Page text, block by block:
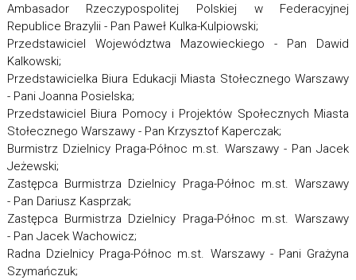
Ambasador Rzeczypospolitej Polskiej w Federacyjnej
Republice Brazylii - Pan Paweł Kulka-Kulpiowski;
Przedstawiciel Województwa Mazowieckiego - Pan Dawid
Kalkowski;
Przedstawicielka Biura Edukacji Miasta Stołecznego Warszawy
- Pani Joanna Posielska;
Przedstawiciel Biura Pomocy i Projektów Społecznych Miasta
Stołecznego Warszawy - Pan Krzysztof Kaperczak;
Burmistrz Dzielnicy Praga-Północ m.st. Warszawy - Pan Jacek
Jeżewski;
Zastępca Burmistrza Dzielnicy Praga-Północ m.st. Warszawy
- Pan Dariusz Kasprzak;
Zastępca Burmistrza Dzielnicy Praga-Północ m.st. Warszawy
- Pan Jacek Wachowicz;
Radna Dzielnicy Praga-Północ m.st. Warszawy - Pani Grażyna
Szymańczuk;